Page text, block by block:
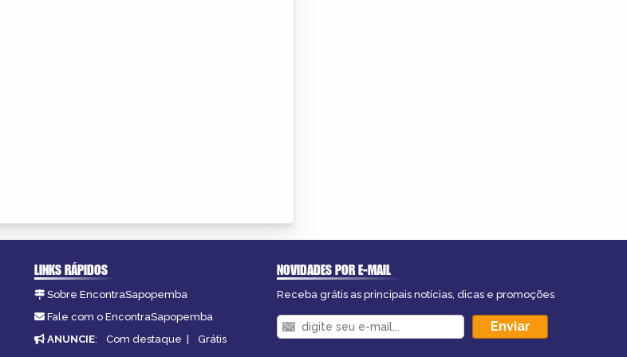
LINKS RÁPIDOS
Sobre EncontraSapopemba
Fale com o EncontraSapopemba
ANUNCIE: Com destaque | Grátis
NOVIDADES POR E-MAIL
Receba grátis as principais notícias, dicas e promoções